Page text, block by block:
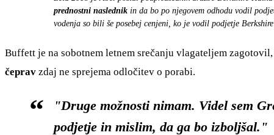
prednostni naslednik in da bo po njegovem odhodu vodil
vodenja so bili še posebej cenjeni, ko je vodil podjetje
Buffett je na sobotnem letnem srečanju vlagateljem
čeprav zdaj ne sprejema odločitev o porabi.
"Druge možnosti nimam. Videl sem
podjetje in mislim, da ga bo izboljšal."